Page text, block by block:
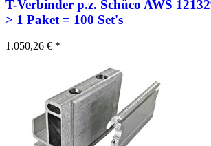
T-Verbinder p.z. Schüco AWS
> 1 Paket = 100 Set's
1.050,26 € *